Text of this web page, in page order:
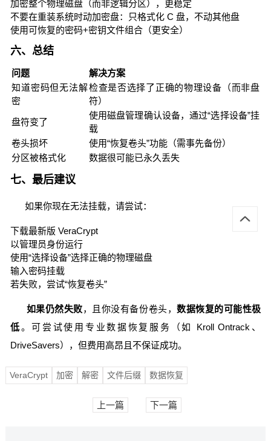
加密整个物理磁盘（而非逻辑分区），更稳定
不要在重装系统时动加密盘：只格式化 C 盘，不动其他盘
使用可恢复的密码+密钥文件组合（更安全）
六、总结
问题
解决方案
知道密码但无法解
密
检查是否选择了正确的物理设备（而非盘
符）
盘符变了
使用磁盘管理确认设备，通过“选择设备”挂
载
卷头损坏
使用“恢复卷头”功能（需事先备份）
分区被格式化
数据很可能已永久丢失
七、最后建议
如果你现在无法挂载，请尝试：
下载最新版 VeraCrypt
以管理员身份运行
使用“选择设备”选择正确的物理磁盘
输入密码挂载
若失败，尝试“恢复卷头”
如果仍然失败，且你没有备份卷头，数据恢复的可能性极
低。可尝试使用专业数据恢复服务（如 Kroll Ontrack、
DriveSavers），但费用高昂且不保证成功。
VeraCrypt 加密 解密 文件后缀 数据恢复
上一篇 下一篇